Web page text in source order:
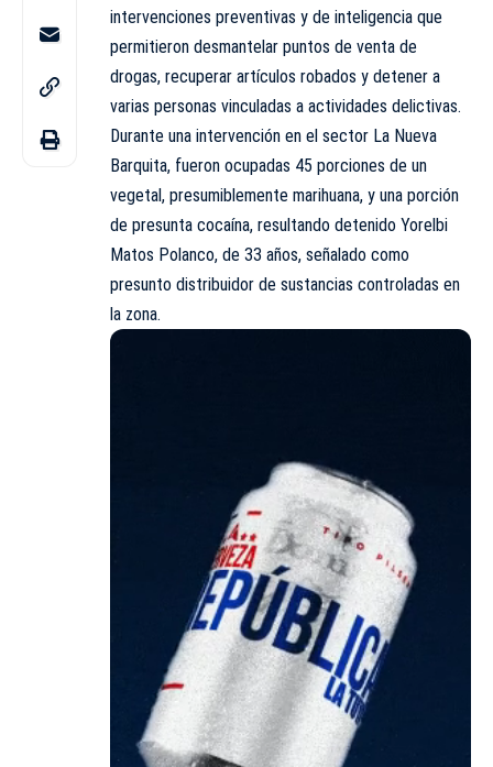
intervenciones preventivas y de inteligencia que
permitieron desmantelar puntos de venta de
drogas, recuperar artículos robados y detener a
varias personas vinculadas a actividades delictivas.
Durante una intervención en el sector La Nueva
Barquita, fueron ocupadas 45 porciones de un
vegetal, presumiblemente marihuana, y una porción
de presunta cocaína, resultando detenido Yorelbi
Matos Polanco, de 33 años, señalado como
presunto distribuidor de sustancias controladas en
la zona.